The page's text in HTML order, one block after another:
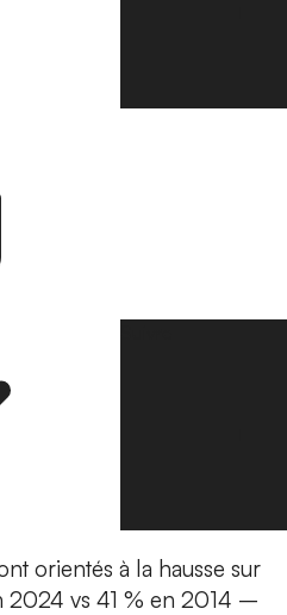
orientés à la hausse sur
2024 vs 41 % en 2014 –